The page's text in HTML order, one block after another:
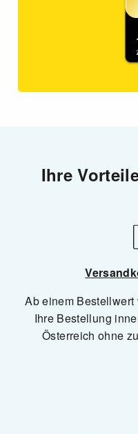
Ihre
Ab einem
Ihre Bestellung
Österreich ohne